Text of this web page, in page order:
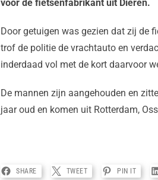
voor de fietsenfabrikant uit Dieren.
Door getuigen was gezien dat zij de
trof de politie de vrachtauto en
inderdaad vol met de kort daarvoor
De mannen zijn aangehouden en
jaar oud en komen uit Rotterdam,
SHARE TWEET PIN IT